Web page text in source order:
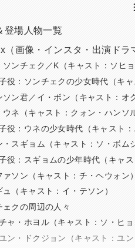
登場人物一覧
（画像・インスタ・出演ドラ
ソンチェク／K（キャスト：ソヒョ
役：ソンチェクの少女時代（キャ
ソン君／イ・ボン（キャスト：オ
ウネ（キャスト：クォン・ハンソ
役：ウネの少女時代（キャスト：
・スギョム（キャスト：ソ・ボム
役：スギョムの少年時代（キャス
ァソン（キャスト：チ・ヘウォン）
ュ（キャスト：イ・テソン）
ェクの周辺の人々
ャ・ホヨル（キャスト：ソ・ヒョ
ユン・ドクジョン（キャスト：ユン